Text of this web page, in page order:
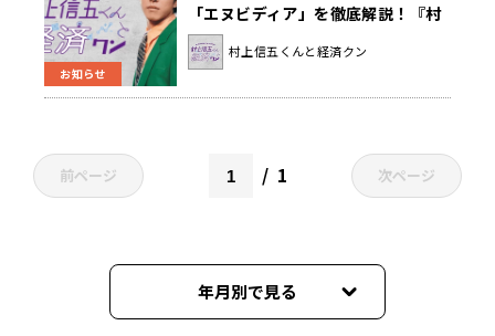
お知らせ
「エヌビディア」を徹底解説！『村
上信五くんと経済クン』
村上信五くんと経済クン
前ページ 1 次ページ
年月別で見る